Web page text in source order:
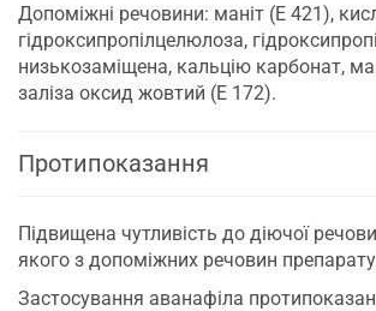
Допоміжні речовини: маніт (Е 421),
гідроксипропілцелюлоза,
низькозаміщена, кальцію карбонат,
заліза оксид жовтий (Е 172).
Протипоказання
Підвищена чутливість до діючої
якого з допоміжних речовин
Застосування аванафіла